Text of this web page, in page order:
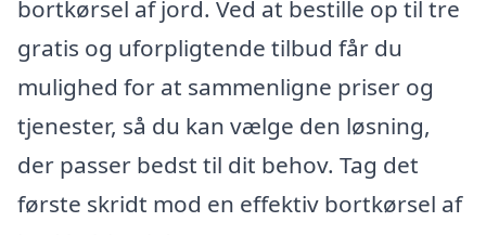
bortkørsel af jord. Ved at bestille op til tre
gratis og uforpligtende tilbud får du
mulighed for at sammenligne priser og
tjenester, så du kan vælge den løsning,
der passer bedst til dit behov. Tag det
første skridt mod en effektiv bortkørsel af